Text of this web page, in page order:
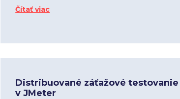
Čítať viac
Distribuované záťažové testovanie
v JMeter